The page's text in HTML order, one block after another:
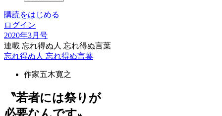
購読をはじめる
ログイン
2020年3月号
連載 忘れ得ぬ人 忘れ得ぬ言葉
忘れ得ぬ人 忘れ得ぬ言葉
作家五木寛之
〝若者には祭りが